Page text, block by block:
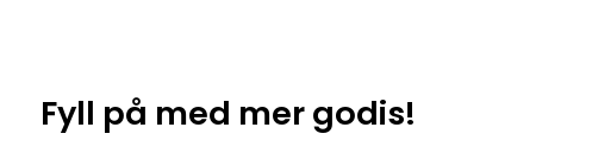
Fyll på med mer godis!